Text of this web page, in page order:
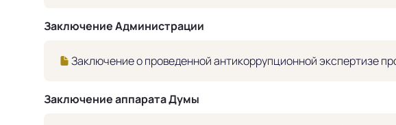
Заключение Администрации
Заключение о проведенной антикоррупционной экспертизе
Заключение аппарата Думы